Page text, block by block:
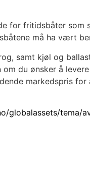
for fritidsbåter som
må ha vært
samt kjøl og
du ønsker å
markedspris for
globalassets/tema/